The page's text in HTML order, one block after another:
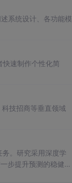
系统设计、各功能模
速制作个性化简
技招商等垂直领域
。研究采用深度学
步提升预测的稳健性